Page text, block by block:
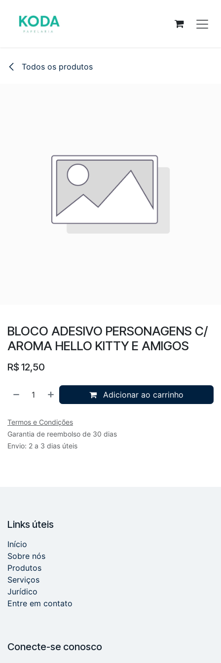
Todos os produtos
BLOCO ADESIVO PERSONAGENS C/
AROMA HELLO KITTY E AMIGOS
R$ 12,50
Adicionar ao carrinho
Termos e Condições
Garantia de reembolso de 30 dias
Envio: 2 a 3 dias úteis
Links úteis
Início
Sobre nós
Produtos
Serviços
Jurídico
Entre em contato
Conecte-se conosco